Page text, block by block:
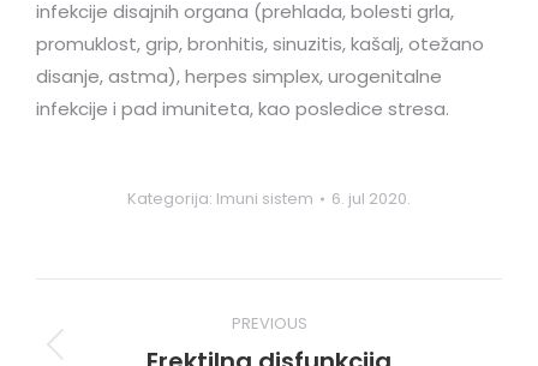
infekcije disajnih organa (prehlada, bolesti grla,
promuklost, grip, bronhitis, sinuzitis, kašalj, otežano
disanje, astma), herpes simplex, urogenitalne
infekcije i pad imuniteta, kao posledice stresa.
Kategorija: Imuni sistem 6. jul 2020.
PREVIOUS
Previous